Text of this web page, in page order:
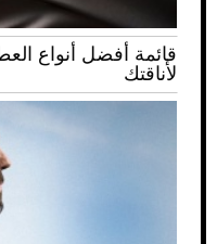
قائمة أفضل أنواع
لأناقتك